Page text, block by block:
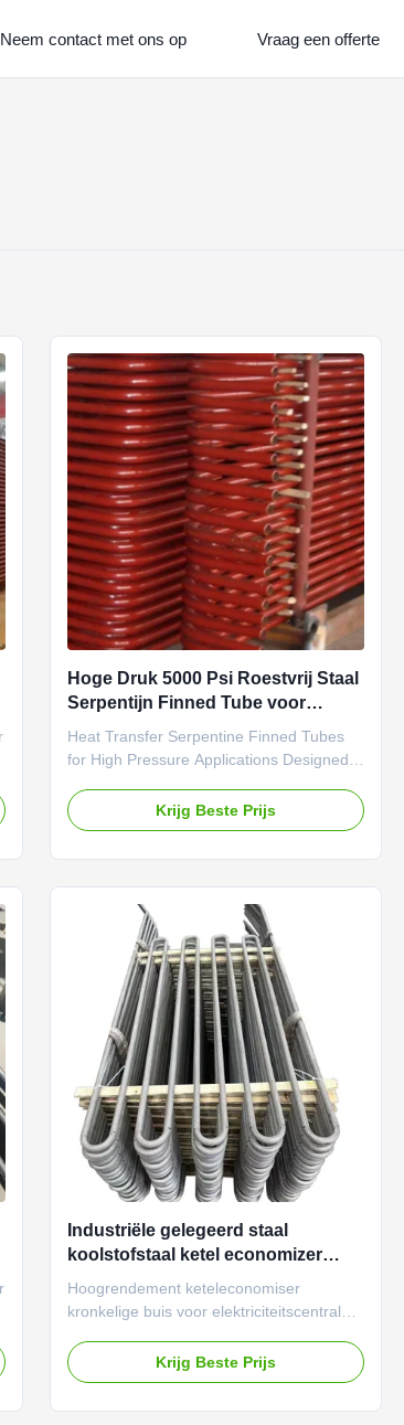
Neem contact met ons op Vraag een offerte
Hoge Druk 5000 Psi Roestvrij Staal
Serpentijn Finned Tube voor
Verbeterde Warmteoverdracht
Heat Transfer Serpentine Finned Tubes
for High Pressure Applications Designed
Psi, available for loading at Shanghai port.
Product Introduction The serpentine tube
configuration enhances thermal efficiency
and ensures uniform heat distribution
across the system. Each serpentine tube
is constructed using high-strength
Krijg Beste Prijs
Industriële gelegeerd staal
koolstofstaal ketel economizer
serpentijn pijp voor energiecentrale
Hoogrendement keteleconomiser
kronkelige buis voor elektriciteitscentrales.
legering/koolstofstaal, bestand tegen
temperaturen tot 1000°C en 100 bar druk.
Krijg Beste Prijs